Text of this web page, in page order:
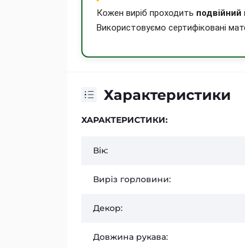
Кожен виріб проходить подвійний
Використовуємо сертифіковані
Характеристики
ХАРАКТЕРИСТИКИ:
Вік:
Виріз горловини:
Декор:
Довжина рукава: